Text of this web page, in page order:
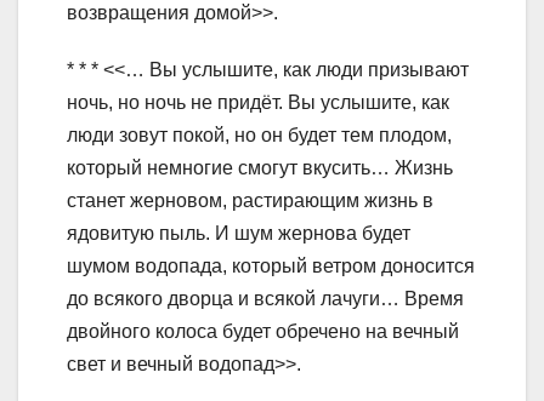
возвращения домой>>.
* * * <<… Вы услышите, как люди призывают
ночь, но ночь не придёт. Вы услышите, как
люди зовут покой, но он будет тем плодом,
который немногие смогут вкусить… Жизнь
станет жерновом, растирающим жизнь в
ядовитую пыль. И шум жернова будет
шумом водопада, который ветром доносится
до всякого дворца и всякой лачуги… Время
двойного колоса будет обречено на вечный
свет и вечный водопад>>.